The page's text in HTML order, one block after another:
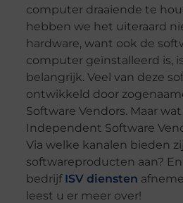
computer draaiende te
hebben we het uiteraard
hardware, want ook de
computer geïnstalleerd is,
belangrijk. Veel van deze
ontwikkeld door
Software Vendors. Maar
Independent Software
Via welke kanalen bieden
softwareproducten aan?
bedrijf ISV diensten
leest u er meer over!